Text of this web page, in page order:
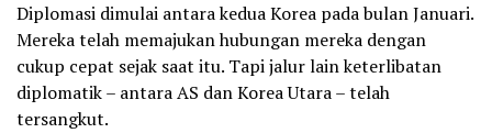
Diplomasi dimulai antara kedua Korea pada bulan Januari.
Mereka telah memajukan hubungan mereka dengan
cukup cepat sejak saat itu. Tapi jalur lain keterlibatan
diplomatik – antara AS dan Korea Utara – telah
tersangkut.